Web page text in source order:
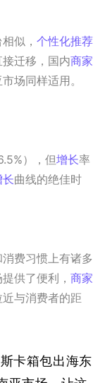
似， 个性化推荐
迁移，国内商家
场同样适用。
），但增长率
长曲线的绝佳时
费习惯上有诸多
供了便利， 商家
与消费者的距
卡箱包出海东